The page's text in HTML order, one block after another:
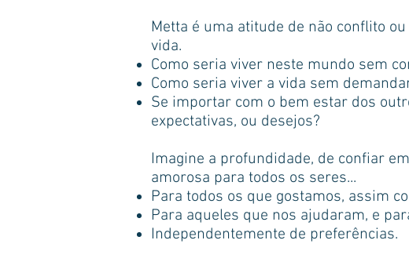
Metta é uma atitude de não conflito
vida.
Como seria viver neste mundo sem
Como seria viver a vida sem
Se importar com o bem estar dos
expectativas, ou desejos?
Imagine a profundidade, de confiar
amorosa para todos os seres...
Para todos os que gostamos, assim
Para aqueles que nos ajudaram, e
Independentemente de preferências.